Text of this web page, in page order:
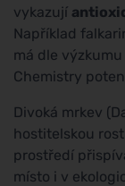
vykazují
Například
má dle
Chemistry
Divoká mrkev
hostitelskou
prostředí
místo i v